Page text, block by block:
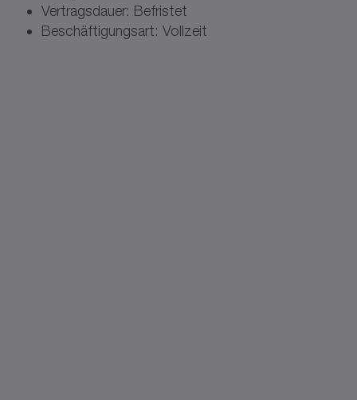
Vertragsdauer: Befristet
Beschäftigungsart: Vollzeit